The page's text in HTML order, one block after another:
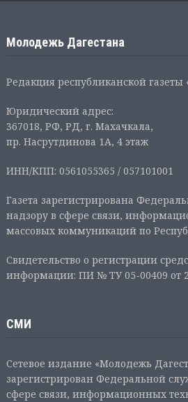
Молодежь Дагестана
Редакция республиканской
Юридический адрес:
367018, РФ, РД, г. Махачкала,
пр. Насрутдинова 1А, 4 этаж
ИНН/КПП: 0561055365 / 057101001
Газета зарегистрирована
надзору в сфере связи,
массовых коммуникаций по
Свидетельство о регистрации
информации: ПИ № ТУ 05-00409 от
СМИ
Сетевое издание «Молодежь
зарегистрирован Федеральной
сфере связи, информационных